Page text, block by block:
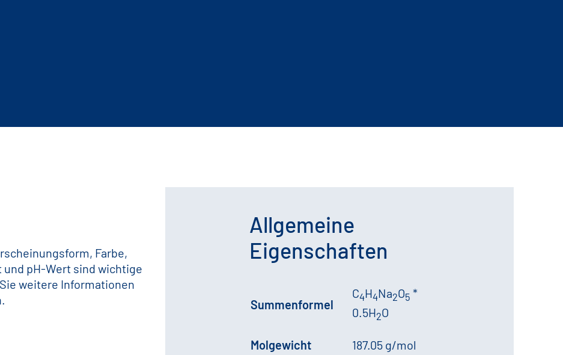
Farbe,
pH-Wert sind wichtige
weitere Informationen
Allgemeine
Eigenschaften
Summenformel
C4H4Na2O5 *
0.5H2O
Molgewicht
187.05 g/mol